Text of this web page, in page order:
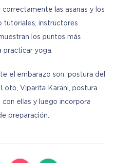
las asanas y los
tutoriales, instructores
los puntos más
practicar yoga.
el embarazo son: postura del
Viparita Karani, postura
ellas y luego incorpora
preparación.